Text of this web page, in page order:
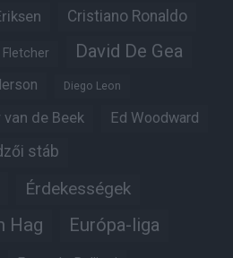
Cristiano Ronaldo
Fletcher David De Gea
Diego Leon
van de Beek Ed Woodward
stáb
Érdekességek
Hag Európa-liga